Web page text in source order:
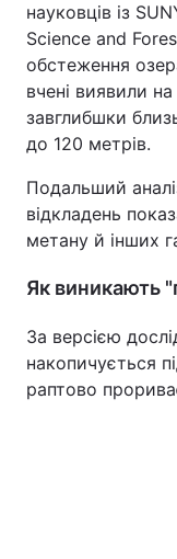
науковців із
Science and
обстеження
вчені виявили
завглибшки
до 120 метрів.
Подальший
відкладень
метану й інших
Як виникають
За версією
накопичується
раптово